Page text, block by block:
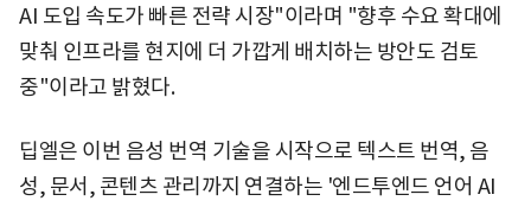
AI 도입 속도가 빠른 전략 시장"이라며 "향후 수요 확대에
맞춰 인프라를 현지에 더 가깝게 배치하는 방안도 검토
중"이라고 밝혔다.
딥엘은 이번 음성 번역 기술을 시작으로 텍스트 번역, 음
성, 문서, 콘텐츠 관리까지 연결하는 '엔드투엔드 언어 AI